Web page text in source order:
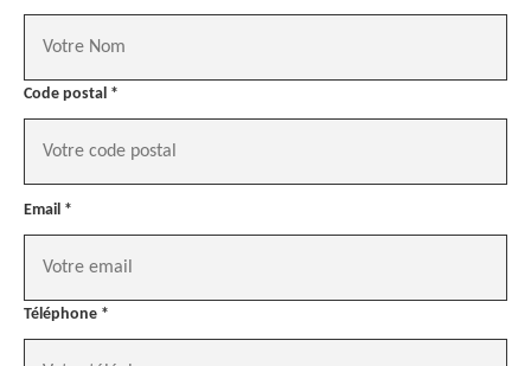
Code postal *
Email *
Téléphone *